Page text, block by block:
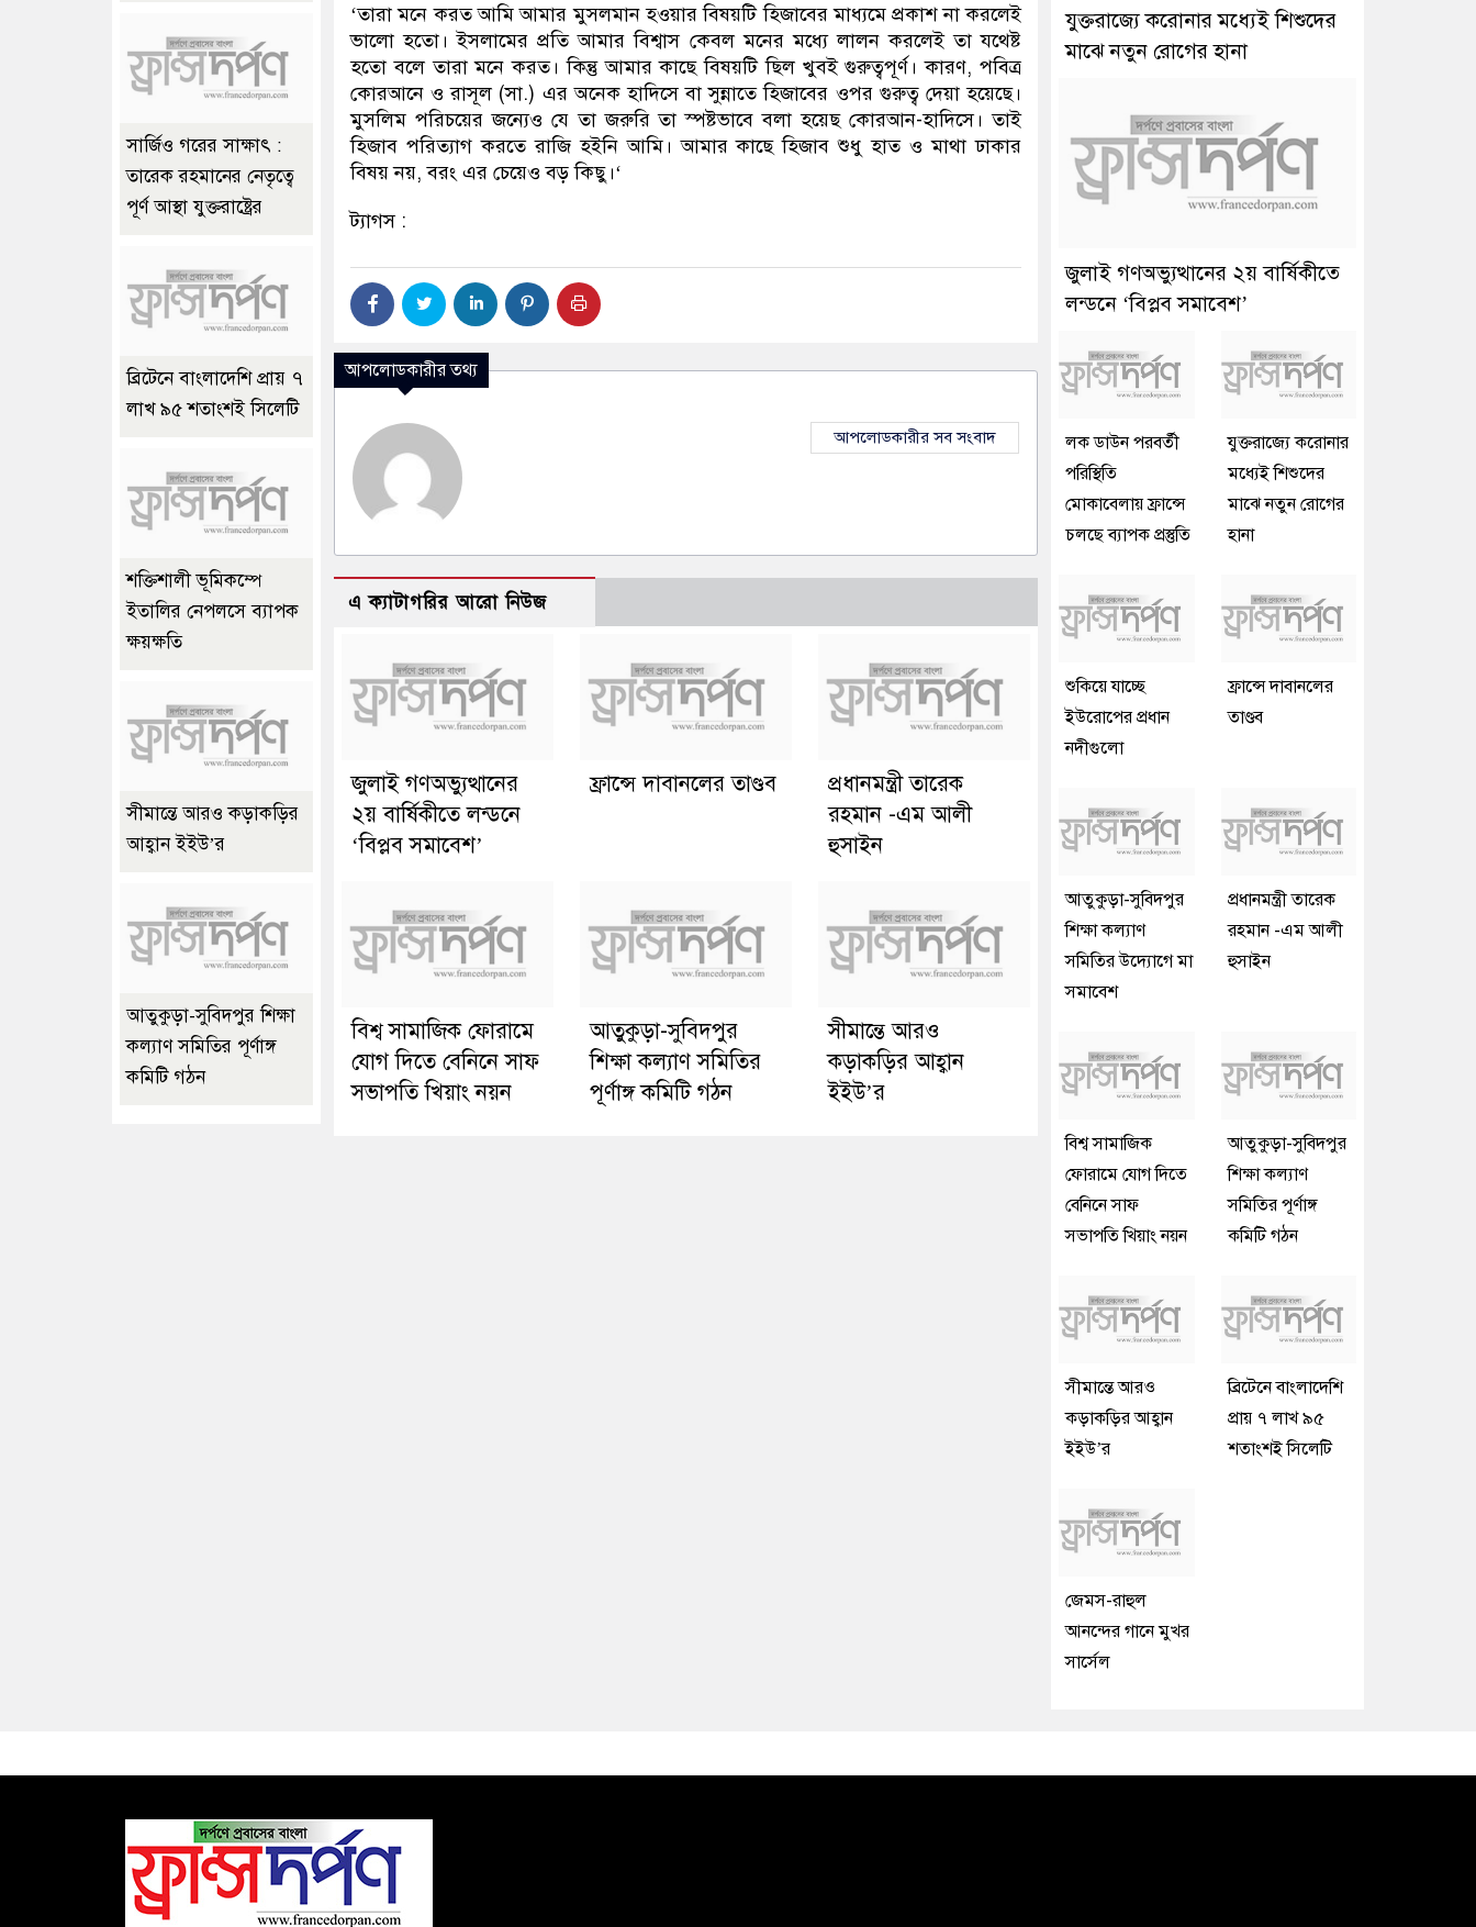
‘তারা মনে করত আমি আমার মুসলমান হওয়ার বিষয়টি হিজাবের মাধ্যমে প্রকাশ না করলেই
ভালো হতো। ইসলামের প্রতি আমার বিশ্বাস কেবল মনের মধ্যে লালন করলেই তা যথেষ্ট
হতো বলে তারা মনে করত। কিন্তু আমার কাছে বিষয়টি ছিল খুবই গুরুত্বপূর্ণ। কারণ, পবিত্র
কোরআনে ও রাসূল (সা.) এর অনেক হাদিসে বা সুন্নাতে হিজাবের ওপর গুরুত্ব দেয়া হয়েছে।
মুসলিম পরিচয়ের জন্যেও যে তা জরুরি তা স্পষ্টভাবে বলা হয়েছ কোরআন-হাদিসে। তাই
হিজাব পরিত্যাগ করতে রাজি হইনি আমি। আমার কাছে হিজাব শুধু হাত ও মাথা ঢাকার
বিষয় নয়, বরং এর চেয়েও বড় কিছু।‘
ট্যাগস :
আপলোডকারীর তথ্য
আপলোডকারীর সব সংবাদ
এ ক্যাটাগরির আরো নিউজ
জুলাই গণঅভ্যুত্থানের
২য় বার্ষিকীতে লন্ডনে
‘বিপ্লব সমাবেশ’
ফ্রান্সে দাবানলের তাণ্ডব
প্রধানমন্ত্রী তারেক
রহমান -এম আলী
হুসাইন
বিশ্ব সামাজিক ফোরামে
যোগ দিতে বেনিনে সাফ
সভাপতি খিয়াং নয়ন
আতুকুড়া-সুবিদপুর
শিক্ষা কল্যাণ সমিতির
পূর্ণাঙ্গ কমিটি গঠন
সীমান্তে আরও
কড়াকড়ির আহ্বান
ইইউ’র
সার্জিও গরের সাক্ষাৎ :
তারেক রহমানের নেতৃত্বে
পূর্ণ আস্থা যুক্তরাষ্ট্রের
ব্রিটেনে বাংলাদেশি প্রায় ৭
লাখ ৯৫ শতাংশই সিলেটি
শক্তিশালী ভূমিকম্পে
ইতালির নেপলসে ব্যাপক
ক্ষয়ক্ষতি
সীমান্তে আরও কড়াকড়ির
আহ্বান ইইউ’র
আতুকুড়া-সুবিদপুর শিক্ষা
কল্যাণ সমিতির পূর্ণাঙ্গ
কমিটি গঠন
যুক্তরাজ্যে করোনার মধ্যেই শিশুদের
মাঝে নতুন রোগের হানা
জুলাই গণঅভ্যুত্থানের ২য় বার্ষিকীতে
লন্ডনে ‘বিপ্লব সমাবেশ’
লক ডাউন পরবর্তী
পরিস্থিতি
মোকাবেলায় ফ্রান্সে
চলছে ব্যাপক প্রস্তুতি
যুক্তরাজ্যে করোনার
মধ্যেই শিশুদের
মাঝে নতুন রোগের
হানা
শুকিয়ে যাচ্ছে
ইউরোপের প্রধান
নদীগুলো
ফ্রান্সে দাবানলের
তাণ্ডব
আতুকুড়া-সুবিদপুর
শিক্ষা কল্যাণ
সমিতির উদ্যোগে মা
সমাবেশ
প্রধানমন্ত্রী তারেক
রহমান -এম আলী
হুসাইন
বিশ্ব সামাজিক
ফোরামে যোগ দিতে
বেনিনে সাফ
সভাপতি খিয়াং নয়ন
আতুকুড়া-সুবিদপুর
শিক্ষা কল্যাণ
সমিতির পূর্ণাঙ্গ
কমিটি গঠন
সীমান্তে আরও
কড়াকড়ির আহ্বান
ইইউ’র
ব্রিটেনে বাংলাদেশি
প্রায় ৭ লাখ ৯৫
শতাংশই সিলেটি
জেমস-রাহুল
আনন্দের গানে মুখর
সার্সেল